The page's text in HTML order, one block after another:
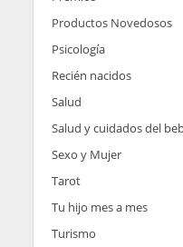
Productos Novedosos
Psicología
Recién nacidos
Salud
Salud y cuidados del
Sexo y Mujer
Tarot
Tu hijo mes a mes
Turismo